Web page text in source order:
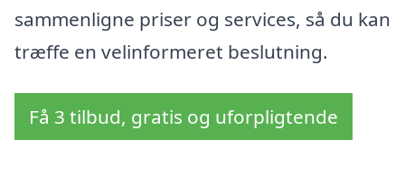
sammenligne priser og services, så du kan
træffe en velinformeret beslutning.
Få 3 tilbud, gratis og uforpligtende